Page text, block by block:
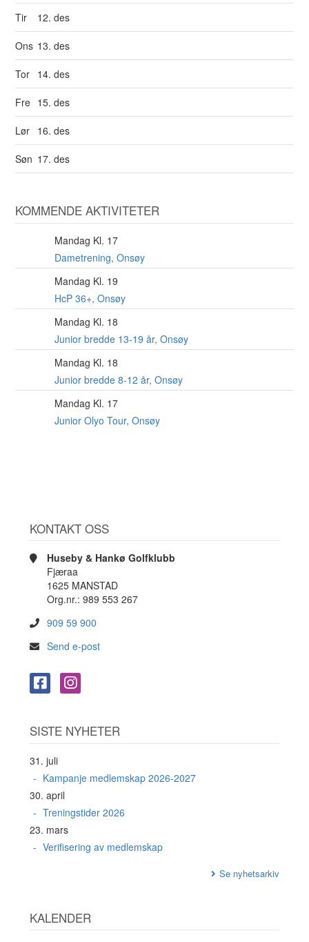
Tir 12. des
Ons 13. des
Tor 14. des
Fre 15. des
Lør 16. des
Søn 17. des
KOMMENDE AKTIVITETER
Mandag Kl. 17
Dametrening, Onsøy
Mandag Kl. 19
HcP 36+, Onsøy
Mandag Kl. 18
Junior bredde 13-19 år, Onsøy
Mandag Kl. 18
Junior bredde 8-12 år, Onsøy
Mandag Kl. 17
Junior Olyo Tour, Onsøy
KONTAKT OSS
Huseby & Hankø Golfklubb
Fjæraa
1625 MANSTAD
Org.nr.: 989 553 267
909 59 900
Send e-post
SISTE NYHETER
31. juli
Kampanje medlemskap 2026-2027
30. april
Treningstider 2026
23. mars
Verifisering av medlemskap
Se nyhetsarkiv
KALENDER